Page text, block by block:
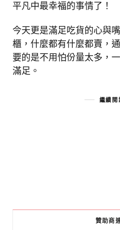
平凡中最幸福的事情了！
今天更是滿足吃貨的心與
櫃，什麼都有什麼都賣，
要的是不用怕份量太多，
滿足。
繼續閱
贊助商